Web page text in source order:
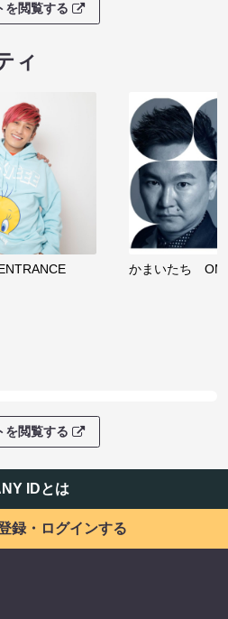
を閲覧する
ィ
かまいたち
を閲覧する
IDとは
録・ログインする